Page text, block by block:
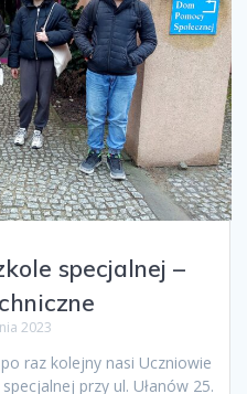
specjalnej –
2023
raz kolejny nasi Uczniowie
przy ul. Ułanów 25.